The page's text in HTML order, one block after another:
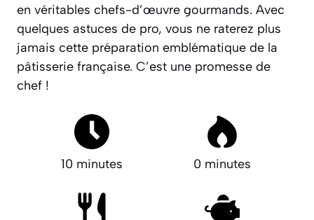
en véritables chefs-d’œuvre gourmands. Avec
quelques astuces de pro, vous ne raterez plus
jamais cette préparation emblématique de la
pâtisserie française. C’est une promesse de
chef !
10 minutes 0 minutes